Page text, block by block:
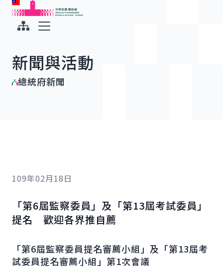
跳到主要內容
中華民國總統府
新聞與活動
總統府新聞
109年02月18日
「第6屆監察委員」及「第13屆考試委員」
提名 歡迎各界推自薦
「第6屆監察委員提名審薦小組」及「第13屆考
試委員提名審薦小組」第1次會議